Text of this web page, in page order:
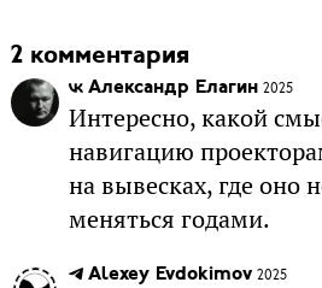
2 комментария
Александр Елагин 2025
Интересно, какой
навигацию
на вывесках, где оно
меняться годами.
Alexey Evdokimov 2025